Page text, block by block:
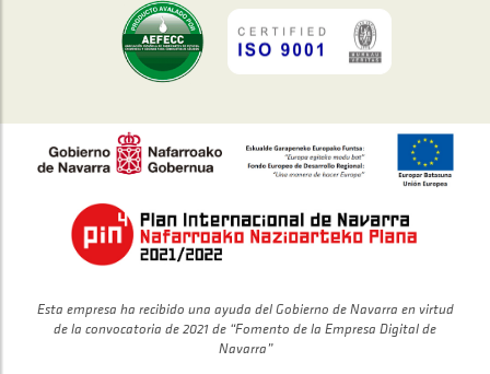
Esta empresa ha recibido una ayuda del Gobierno de Navarra en virtud
de la convocatoria de 2021 de “Fomento de la Empresa Digital de
Navarra”